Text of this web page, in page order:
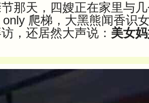
那天，四嫂正在家里与
爬梯，大黑熊闻香识
，还居然大声说： 美女